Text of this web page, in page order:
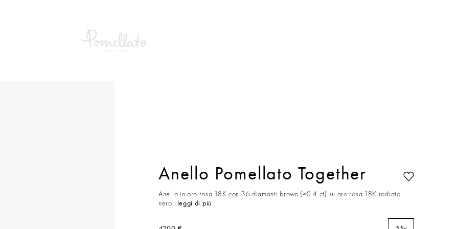
Anello Pomellato Together
Anello in oro rosa 18K con 36 diamanti brown (≈0.4 ct) su oro rosa 18K rodiato
nero. leggi di più